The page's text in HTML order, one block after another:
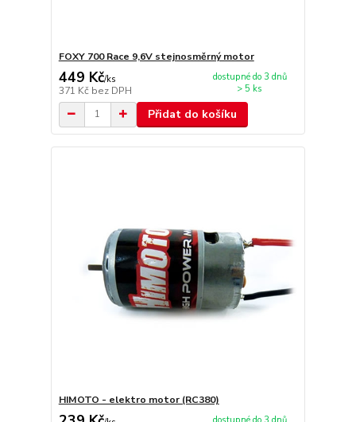
FOXY 700 Race 9,6V stejnosměrný motor
449 Kč/ks
371 Kč bez DPH
dostupné do 3 dnů
> 5 ks
Přidat do košíku
HIMOTO - elektro motor (RC380)